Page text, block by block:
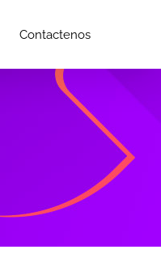
Contactenos